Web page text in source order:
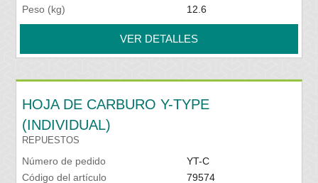
Peso (kg)
12.6
VER DETALLES
HOJA DE CARBURO Y-TYPE
(INDIVIDUAL)
REPUESTOS
Número de pedido
YT-C
Código del artículo
79574